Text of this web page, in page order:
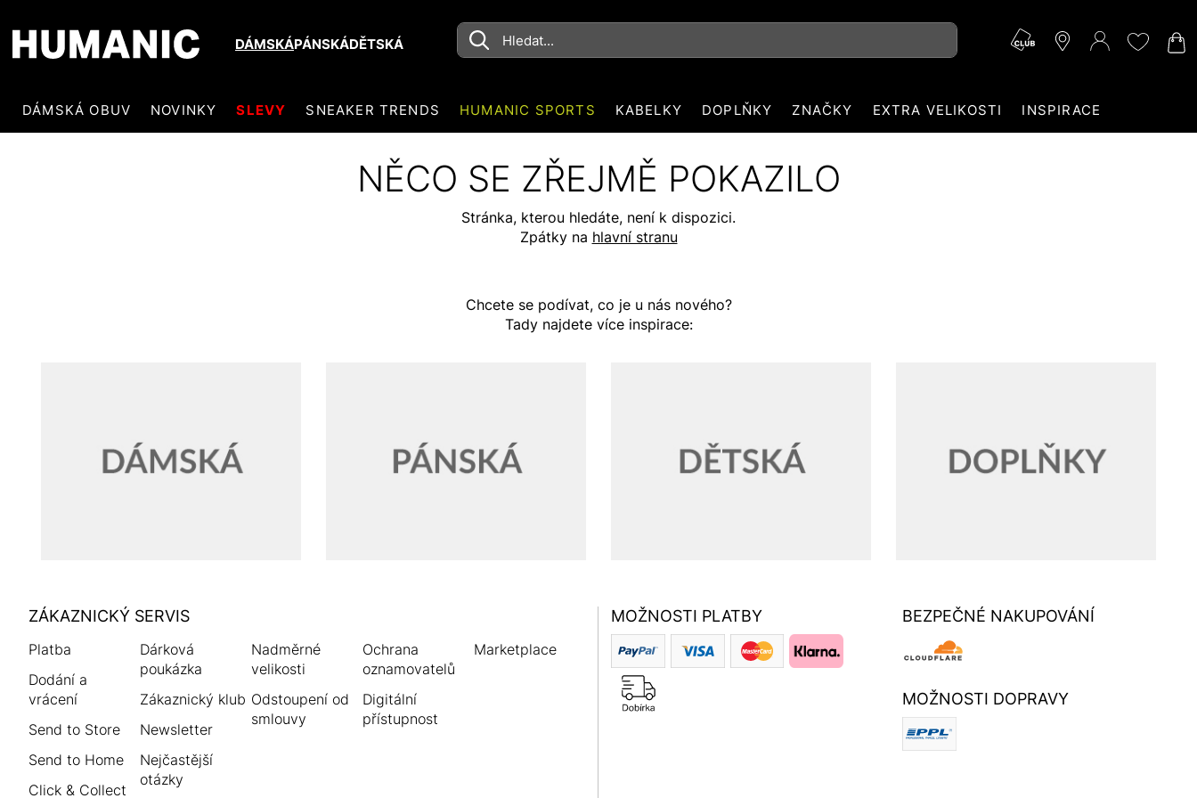
DÁMSKÁPÁNSKÁDĚTSKÁ
DÁMSKÁ OBUV NOVINKY SLEVY SNEAKER TRENDS HUMANIC SPORTS KABELKY DOPLŇKY ZNAČKY EXTRA VELIKOSTI INSPIRACE
NĚCO SE ZŘEJMĚ POKAZILO
Stránka, kterou hledáte, není k dispozici.
Zpátky na hlavní stranu
Chcete se podívat, co je u nás nového?
Tady najdete více inspirace:
HUMANIC
Zápatí
ZÁKAZNICKÝ SERVIS
Platba
Dodání a
vrácení
Send to Store
Send to Home
Click & Collect
Dárková
poukázka
Zákaznický klub
Newsletter
Nejčastější
otázky
Nadměrné
velikosti
Odstoupení od
smlouvy
Ochrana
oznamovatelů
Digitální
přístupnost
Marketplace
MOŽNOSTI PLATBY BEZPEČNÉ NAKUPOVÁNÍ
MOŽNOSTI DOPRAVY